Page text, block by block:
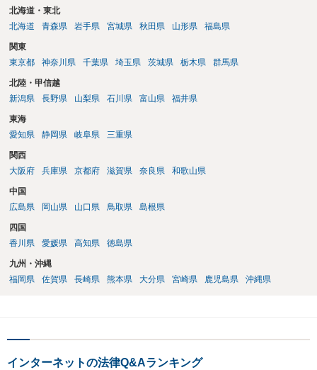
も）、相談者さんが刑事民事の責任に問われることはないでしょう。
私見ながらご参考まで。
北海道・東北
北海道
青森県 岩手県 宮城県 秋田県 山形県 福島県
関東
東京都
神奈川県 千葉県 埼玉県 茨城県 栃木県 群馬県
北陸・甲信越
新潟県
長野県 山梨県 石川県 富山県 福井県
東海
愛知県
静岡県 岐阜県 三重県
関西
大阪府
兵庫県 京都府 滋賀県 奈良県 和歌山県
中国
広島県
岡山県 山口県 鳥取県 島根県
四国
香川県
愛媛県 高知県 徳島県
九州・沖縄
福岡県
佐賀県 長崎県 熊本県 大分県 宮崎県 鹿児島県 沖縄県
インターネットの法律Q&Aランキング